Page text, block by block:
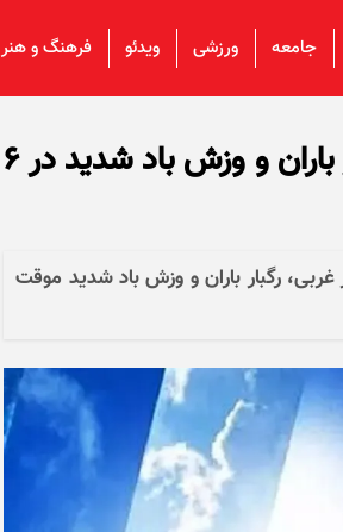
جامعه ورزشی ویدئو فرهنگ و هنر
پیش بینی هواشناسی طی پنج روز آینده | رگبار باران و وزش باد شدید در ۶
و ارتفاعات البرز غربی، رگبار باران و وزش باد شدید موقت